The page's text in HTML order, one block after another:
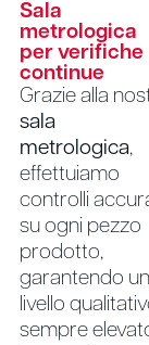
Sala
metrologica
per verifiche
continue
Grazie alla
sala
metrologica,
effettuiamo
controlli
su ogni pezzo
prodotto,
garantendo un
livello
sempre